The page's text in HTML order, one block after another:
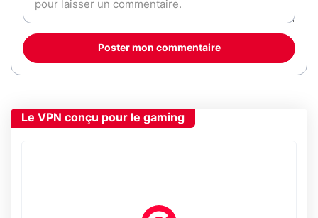
Poster mon commentaire
Le VPN conçu pour le gaming